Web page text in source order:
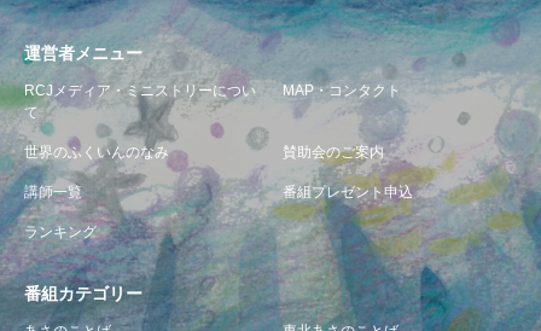
運営者メニュー
RCJメディア・ミニストリーについ
て
MAP・コンタクト
世界のふくいんのなみ 賛助会のご案内
講師一覧 番組プレゼント申込
ランキング
番組カテゴリー